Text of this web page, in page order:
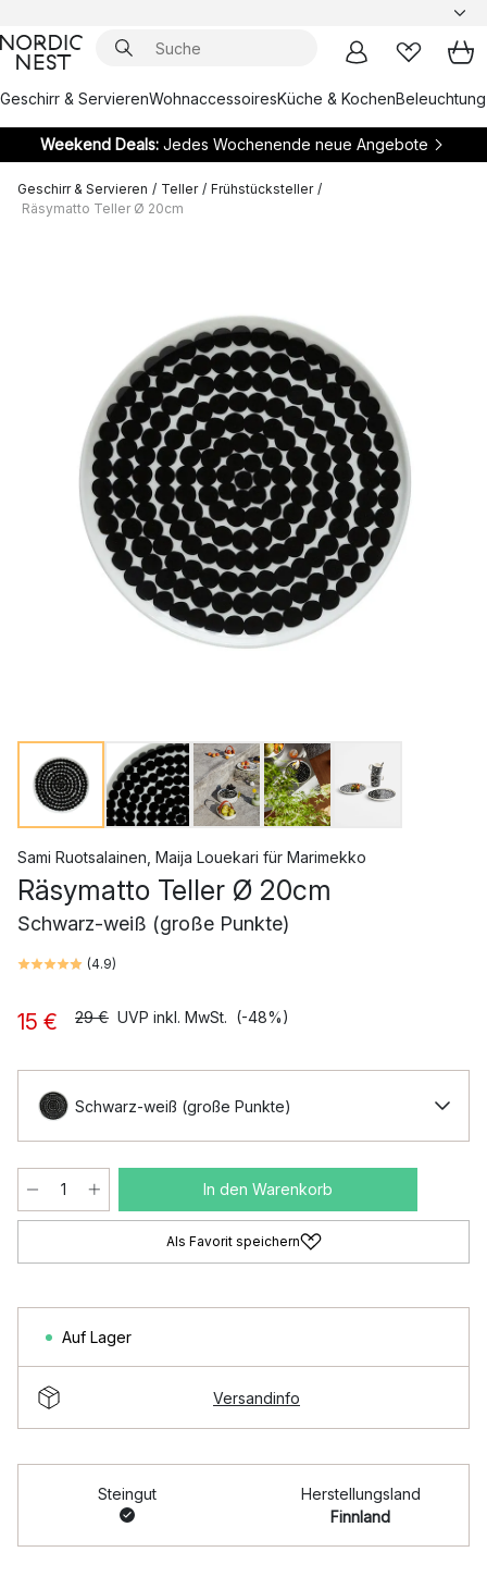
Geschirr & ServierenWohnaccessoiresKüche & KochenBeleuchtung
Weekend Deals:Jedes Wochenende neue Angebote
Geschirr & Servieren / Teller / Frühstücksteller /
Räsymatto Teller Ø 20cm
Sami Ruotsalainen Maija Louekari für Marimekko
Räsymatto Teller Ø 20cm
Schwarz-weiß (große Punkte)
(4.9)
15 € 29 € UVP inkl. MwSt. (-48%)
Schwarz-weiß (große Punkte)
In den Warenkorb
Als Favorit speichern
Auf Lager
Versandinfo
Steingut
Herstellungsland
Finnland